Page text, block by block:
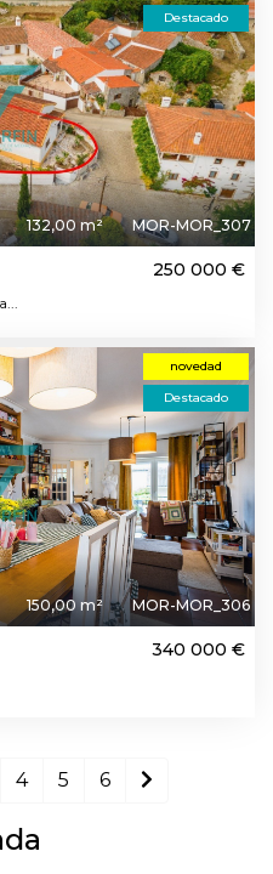
Destacado
132,00 m² MOR-MOR_307
250 000 €
novedad
Destacado
150,00 m² MOR-MOR_306
340 000 €
4 5 6